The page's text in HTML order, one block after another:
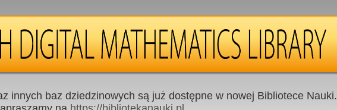
innych baz dziedzinowych są już dostępne w nowej Bibliotece Nauki.